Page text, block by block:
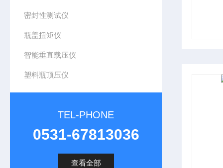
密封性测试仪
瓶盖扭矩仪
智能垂直载压仪
塑料瓶顶压仪
TEL-PHONE
0531-67813036
查看全部